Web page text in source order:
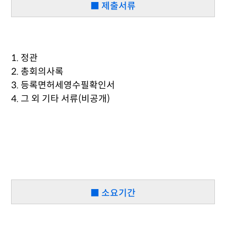
■ 제출서류
1. 정관
2. 총회의사록
3. 등록면허세영수필확인서
4. 그 외 기타 서류(비공개)
■ 소요기간